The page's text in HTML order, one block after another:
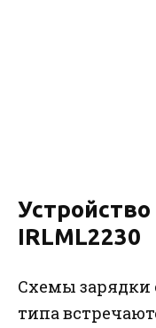
IRLML2230
Схемы зарядки
типа